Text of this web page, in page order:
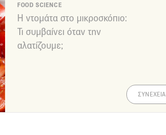
FOOD SCIENCE
Η ντομάτα στο μικροσκόπιο:
Τι συμβαίνει όταν την
αλατίζουμε;
ΣΥΝΕΧΕΙΑ